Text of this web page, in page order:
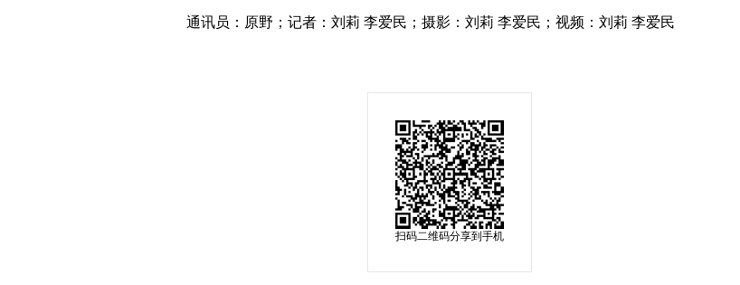
通讯员：原野；记者：刘莉 李爱民；摄影：刘莉 李爱民；视频：刘莉 李爱民
扫码二维码分享到手机